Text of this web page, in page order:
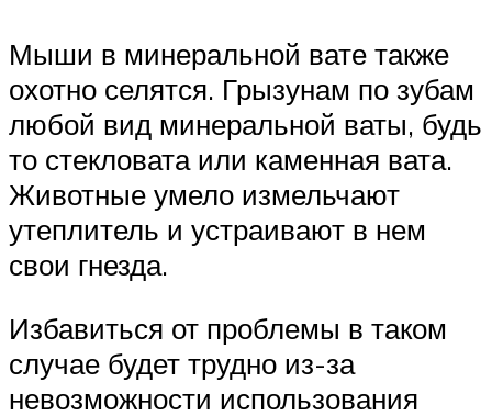
Мыши в минеральной вате также
охотно селятся. Грызунам по зубам
любой вид минеральной ваты, будь
то стекловата или каменная вата.
Животные умело измельчают
утеплитель и устраивают в нем
свои гнезда.
Избавиться от проблемы в таком
случае будет трудно из-за
невозможности использования